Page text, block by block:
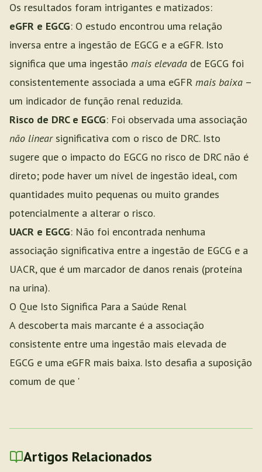
Os resultados foram intrigantes e matizados:
eGFR e EGCG: O estudo encontrou uma relação
inversa entre a ingestão de EGCG e a eGFR. Isto
significa que uma ingestão mais elevada de EGCG foi
consistentemente associada a uma eGFR mais baixa –
um indicador de função renal reduzida.
Risco de DRC e EGCG: Foi observada uma associação
não linearsignificativa com o risco de DRC. Isto
sugere que o impacto do EGCG no risco de DRC não é
direto; pode haver um nível de ingestão ideal, com
quantidades muito pequenas ou muito grandes
potencialmente a alterar o risco.
UACR e EGCG: Não foi encontrada nenhuma
associação significativa entre a ingestão de EGCG e a
UACR, que é um marcador de danos renais (proteína
na urina).
O Que Isto Significa Para a Saúde Renal
A descoberta mais marcante é a associação
consistente entre uma ingestão mais elevada de
EGCG e uma eGFR mais baixa. Isto desafia a suposição
comum de que '
Artigos Relacionados